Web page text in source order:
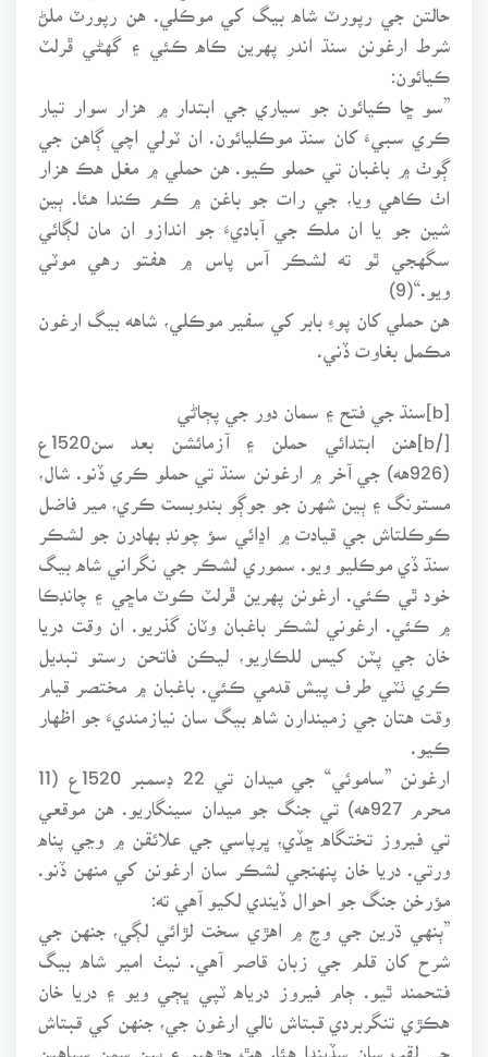
حالتن جي رپورٽ شاه بيگ کي موڪلي. هن رپورٽ ملڻ
شرط ارغونن سنڌ اندر پهرين ڪاه ڪئي ۽ گهڻي ڦرلٽ
ڪيائون:
”سو ڇا ڪيائون جو سياري جي ابتدار ۾ هزار سوار تيار
ڪري سبيءَ کان سنڌ موڪليائون. ان ٽولي اچي ڳاهن جي
ڳوٺ ۾ باغبان تي حملو ڪيو. هن حملي ۾ مغل هڪ هزار
اٺ ڪاهي ويا، جي رات جو باغن ۾ ڪم ڪندا هئا. ٻين
شين جو يا ان ملڪ جي آباديءَ جو اندازو ان مان لڳائي
سگهجي ٿو ته لشڪر آس پاس ۾ هفتو رهي موٽي
ويو.“(9)
هن حملي کان پوءِ بابر کي سفير موڪلي، شاهه بيگ ارغون
مڪمل بغاوت ڏني.
[b]سنڌ جي فتح ۽ سمان دور جي پڄاڻي
(926هه) جي آخر ۾ ارغونن سنڌ تي حملو ڪري ڏنو. شال،
مستونگ ۽ ٻين شهرن جو جوڳو بندوبست ڪري، مير فاضل
ڪوڪلتاش جي قيادت ۾ اڍائي سؤ چونڊ بهادرن جو لشڪر
سنڌ ڏي موڪليو ويو. سموري لشڪر جي نگراني شاه بيگ
خود ٿي ڪئي. ارغونن پهرين ڦرلٽ ڪوٽ ماڇي ۽ چانڊڪا
۾ ڪئي. ارغوني لشڪر باغبان وٽان گذريو. ان وقت دريا
خان جي پٽن کيس للڪاريو، ليڪن فاتحن رستو تبديل
ڪري ٺٽي طرف پيش قدمي ڪئي. باغبان ۾ مختصر قيام
وقت هتان جي زميندارن شاه بيگ سان نيازمنديءَ جو اظهار
ارغونن ”ساموئي“ جي ميدان تي 22 ڊسمبر 1520ع (11
محرم 927هه) تي جنگ جو ميدان سينگاريو. هن موقعي
تي فيروز تختگاه ڇڏي، ڀرپاسي جي علائقن ۾ وڃي پناه
ورتي. دريا خان پنهنجي لشڪر سان ارغونن کي منهن ڏنو.
مؤرخن جنگ جو احوال ڏيندي لکيو آهي ته:
”ٻنهي ڌرين جي وچ ۾ اهڙي سخت لڙائي لڳي، جنهن جي
شرح کان قلم جي زبان قاصر آهي. نيٺ امير شاه بيگ
فتحمند ٿيو. ڄام فيروز درياه ٽپي ڀڄي ويو ۽ دريا خان
هڪڙي تنگربردي قبتاش نالي ارغون جي، جنهن کي قبتاش
جي لقب سان سڏيندا هئا، هٿ چڙهيو ۽ ٻين سمن سپاهين